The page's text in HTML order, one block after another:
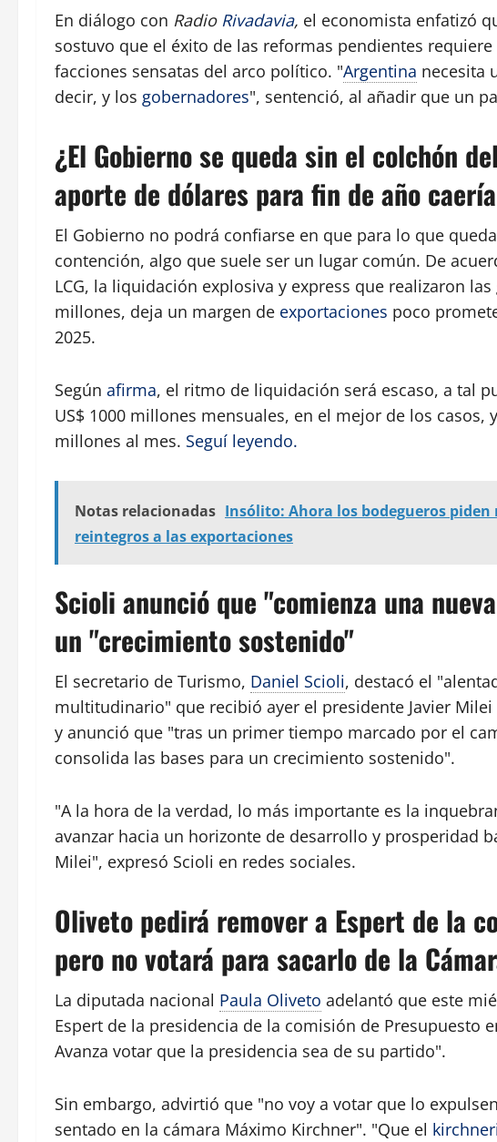
En diálogo con Radio Rivadavia, el economista enfatizó
sostuvo que el éxito de las reformas pendientes
facciones sensatas del arco político. "Argentina necesita
decir, y los gobernadores", sentenció, al añadir que un
¿El Gobierno se queda sin el colchón
aporte de dólares para fin de año
El Gobierno no podrá confiarse en que para lo que
contención, algo que suele ser un lugar común. De
LCG, la liquidación explosiva y express que realizaron
millones, deja un margen de exportaciones poco
2025.
Según afirma, el ritmo de liquidación será escaso, a tal
US$ 1000 millones mensuales, en el mejor de los casos,
millones al mes. Seguí leyendo.
Notas relacionadas Insólito: Ahora los bodegueros
reintegros a las exportaciones
Scioli anunció que "comienza una
un "crecimiento sostenido"
El secretario de Turismo, Daniel Scioli, destacó el
multitudinario" que recibió ayer el presidente Javier
y anunció que "tras un primer tiempo marcado por el
consolida las bases para un crecimiento sostenido".
"A la hora de la verdad, lo más importante es la
avanzar hacia un horizonte de desarrollo y prosperidad
Milei", expresó Scioli en redes sociales.
Oliveto pedirá remover a Espert de la
pero no votará para sacarlo de la
La diputada nacional Paula Oliveto adelantó que este
Espert de la presidencia de la comisión de Presupuesto
Avanza votar que la presidencia sea de su partido".
Sin embargo, advirtió que "no voy a votar que lo
sentado en la cámara Máximo Kirchner". "Que el